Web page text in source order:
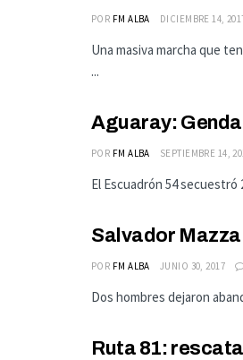
POR FM ALBA DICIEMBRE 14,
Una masiva marcha que
...
Aguaray:
POR FM ALBA SEPTIEMBRE 14,
El Escuadrón 54 secuestró
Salvador
POR FM ALBA JUNIO 30, 2017
Dos hombres dejaron
Ruta 81: